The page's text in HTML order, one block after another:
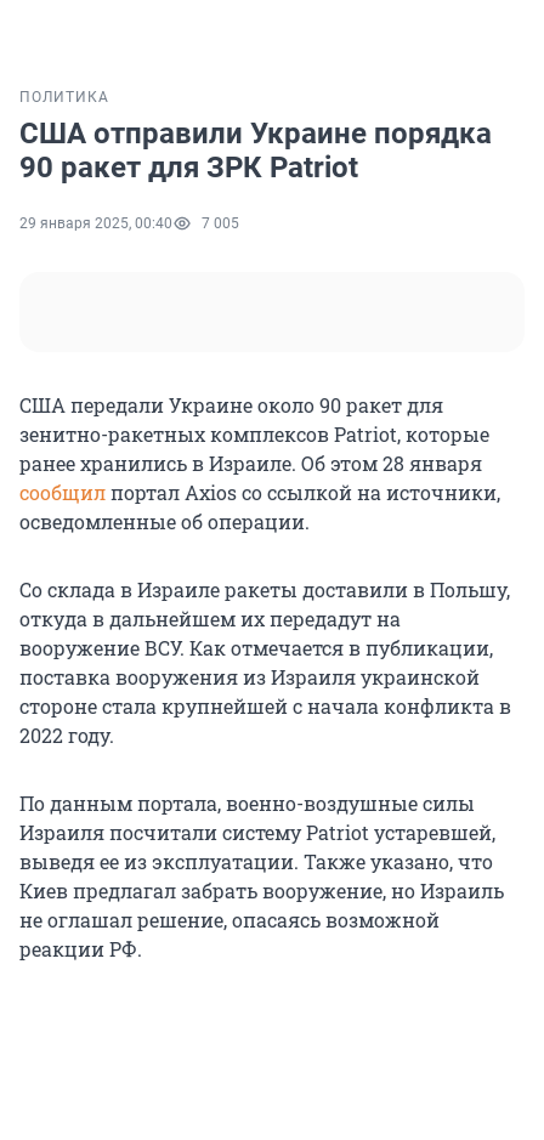
ПОЛИТИКА
США отправили Украине порядка
90 ракет для ЗРК Patriot
29 января 2025, 00:40 7 005
США передали Украине около 90 ракет для
зенитно-ракетных комплексов Patriot, которые
ранее хранились в Израиле. Об этом 28 января
сообщилпортал Axios со ссылкой на источники,
осведомленные об операции.
Со склада в Израиле ракеты доставили в Польшу,
откуда в дальнейшем их передадут на
вооружение ВСУ. Как отмечается в публикации,
поставка вооружения из Израиля украинской
стороне стала крупнейшей с начала конфликта в
2022 году.
По данным портала, военно-воздушные силы
Израиля посчитали систему Patriot устаревшей,
выведя ее из эксплуатации. Также указано, что
Киев предлагал забрать вооружение, но Израиль
не оглашал решение, опасаясь возможной
реакции РФ.